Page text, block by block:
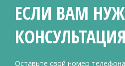
ЕСЛИ ВАМ
КОНСУЛЬТАЦИЯ
Оставьте свой номер